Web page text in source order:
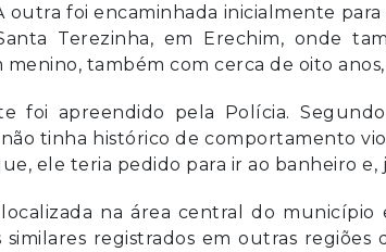
outra foi encaminhada inicialmente
Terezinha, em Erechim, onde
também com cerca de oito
foi apreendido pela Polícia.
tinha histórico de comportamento
ele teria pedido para ir ao banheiro
na área central do
similares registrados em outras regiões